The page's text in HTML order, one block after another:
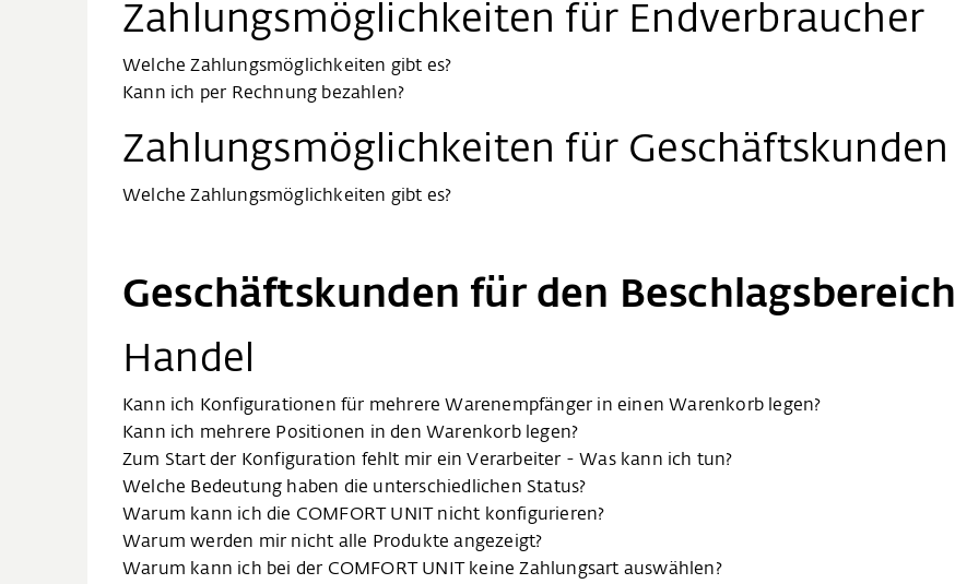
Zahlungsmöglichkeiten für Endverbraucher
Welche Zahlungsmöglichkeiten gibt es?
Kann ich per Rechnung bezahlen?
Zahlungsmöglichkeiten für Geschäftskunden
Welche Zahlungsmöglichkeiten gibt es?
Geschäftskunden für den Beschlagsbereich
Handel
Kann ich Konfigurationen für mehrere Warenempfänger in einen Warenkorb legen?
Kann ich mehrere Positionen in den Warenkorb legen?
Zum Start der Konfiguration fehlt mir ein Verarbeiter - Was kann ich tun?
Welche Bedeutung haben die unterschiedlichen Status?
Warum kann ich die COMFORT UNIT nicht konfigurieren?
Warum werden mir nicht alle Produkte angezeigt?
Warum kann ich bei der COMFORT UNIT keine Zahlungsart auswählen?